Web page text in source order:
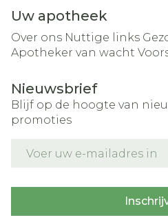
Uw apotheek
Over ons Nuttige links
Apotheker van wacht
Nieuwsbrief
Blijf op de hoogte van
promoties